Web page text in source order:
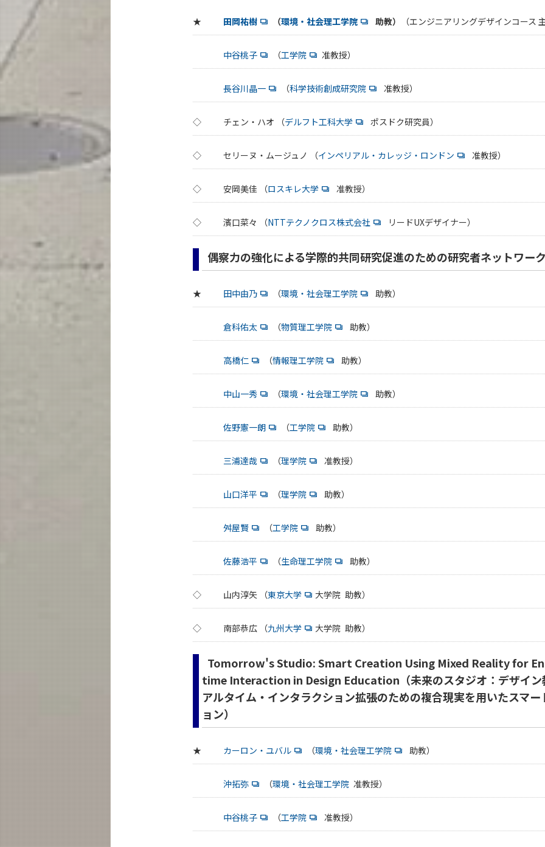
★ 田岡祐樹 （環境・社会理工学院 助教） （エンジニアリングデザインコース
中谷桃子 （工学院 准教授）
長谷川晶一 （科学技術創成研究院 准教授）
◇ チェン・ハオ （デルフト工科大学 ポスドク研究員）
◇ セリーヌ・ムージュノ （インペリアル・カレッジ・ロンドン 准教授）
◇ 安岡美佳 （ロスキレ大学 准教授）
◇ 濱口菜々 （NTTテクノクロス株式会社 リードUXデザイナー）
偶察力の強化による学際的共同研究促進のための研究者ネットワー
★ 田中由乃 （環境・社会理工学院 助教）
倉科佑太 （物質理工学院 助教）
高橋仁 （情報理工学院 助教）
中山一秀 （環境・社会理工学院 助教）
佐野憲一朗 （工学院 助教）
三浦達哉 （理学院 准教授）
山口洋平 （理学院 助教）
舛屋賢 （工学院 助教）
佐藤浩平 （生命理工学院 助教）
◇ 山内淳矢 （東京大学 大学院 助教）
◇ 南部恭広 （九州大学 大学院 助教）
Tomorrow's Studio: Smart Creation Using Mixed Reality for
time Interaction in Design Education（未来のスタジオ：デザイン
アルタイム・インタラクション拡張のための複合現実を用いたスマ
ョン）
★ カーロン・ユバル （環境・社会理工学院 助教）
沖拓弥 （環境・社会理工学院 准教授）
中谷桃子 （工学院 准教授）